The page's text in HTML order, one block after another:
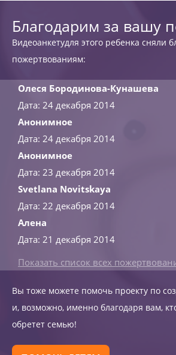
Благодарим за вашу
Видеоанкетудля этого ребенка сняли
пожертвованиям:
Олеся Бородинова-Кунашева
Дата: 24 декабря 2014
Анонимное
Дата: 24 декабря 2014
Анонимное
Дата: 23 декабря 2014
Svetlana Novitskaya
Дата: 22 декабря 2014
Алена
Дата: 21 декабря 2014
Показать список всех
Вы тоже можете помочь проекту по
и, возможно, именно благодаря вам,
обретет семью!